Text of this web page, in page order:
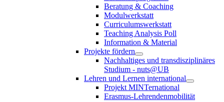
Beratung & Coaching
Modulwerkstatt
Curriculumswerkstatt
Teaching Analysis Poll
Information & Material
Projekte fördern
Nachhaltiges und transdisziplinäres
Studium - nuts@UB
Lehren und Lernen international
Projekt MINTernational
Erasmus-Lehrendenmobilität